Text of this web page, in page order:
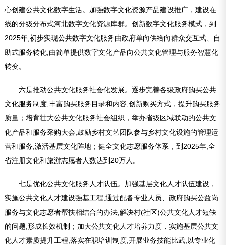
心创建公共文化数字生活。加强数字文化资源产品建设推广，建设在
线的分级分布式河北数字文化资源库群。创新数字文化服务模式，到
2025年,初步实现公共数字文化服务由政府单向供给向群众交互式、自
助式服务转化,由简单提供数字文化产品向公共文化管理与服务智慧化
转变。
六是推动公共文化服务社会化发展。逐步完善各级政府购买公共
文化服务制度,丰富购买服务目录和内容,创新购买方式，提升购买服务
质量；培育壮大公共文化服务社会组织，举办省级区域联动的公共文
化产品和服务采购大会,鼓励乡村文艺团队参与乡村文化设施的管理运
营和服务,激活基层文化阵地；健全文化志愿服务体系，到2025年,全
省注册文化和旅游志愿者人数达到20万人。
七是优化公共文化服务人才队伍。加强基层文化人才队伍建设，
实施公共文化人才建设强基工程,通过配备专业人员、政府购买公益岗
服务与文化志愿者帮扶相结合的办法,解决村(社区)公共文化人才短缺
的问题,形成长效机制；加大公共文化人才培养力度，实施基层公共文
化人才素质提升工程,落实在职培训制度,开展业务技能比武,以专业化